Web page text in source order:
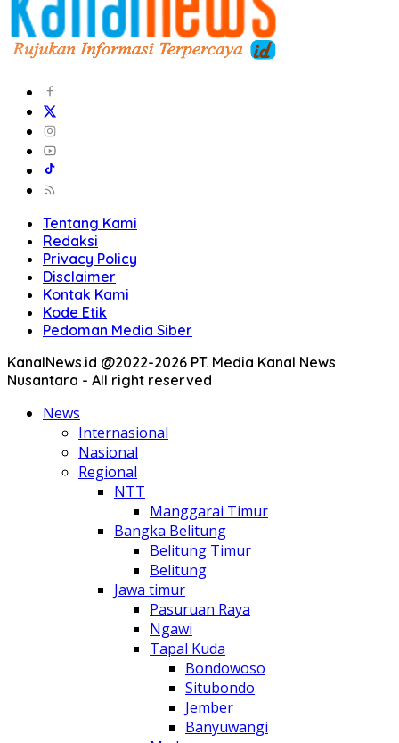
Tentang Kami
Redaksi
Privacy Policy
Disclaimer
Kontak Kami
Kode Etik
Pedoman Media Siber
KanalNews.id @2022-2026 PT. Media Kanal News
Nusantara - All right reserved
News
Internasional
Nasional
Regional
NTT
Manggarai Timur
Bangka Belitung
Belitung Timur
Belitung
Jawa timur
Pasuruan Raya
Ngawi
Tapal Kuda
Bondowoso
Situbondo
Jember
Banyuwangi